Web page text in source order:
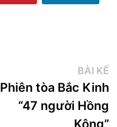
BÀI KẾ
Phiên tòa Bắc Kinh
“47 người Hồng